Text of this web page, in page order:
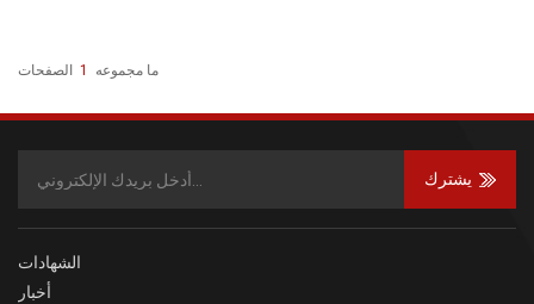
ما مجموعه 1 الصفحات
يشترك
الشهادات
أخبار